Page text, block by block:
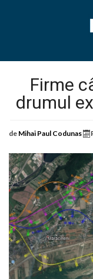
Firme
drumul
de Mihai Paul Codunas